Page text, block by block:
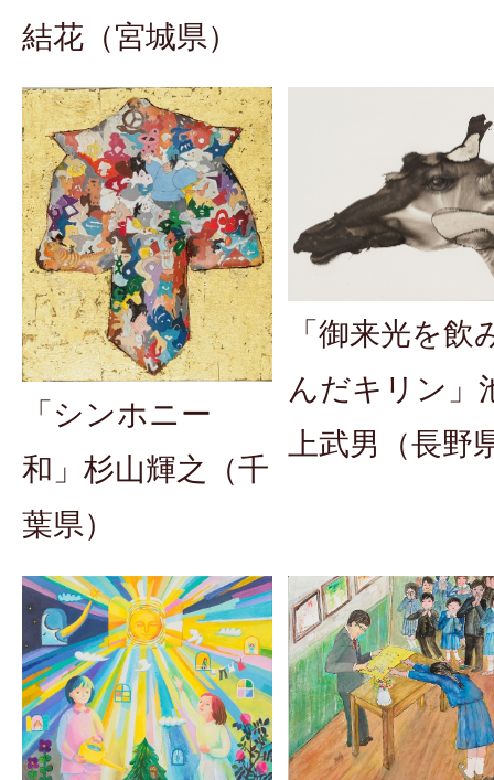
結花（宮城県）
「シンホニー
和」杉山輝之（千
葉県）
「御来光を飲
んだキリン」
上武男（長野